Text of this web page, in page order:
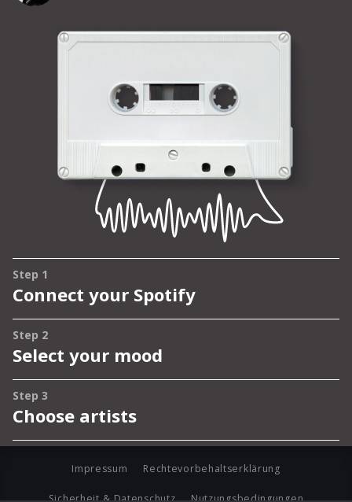
Impressum Rechtevorbehaltserklärung
Sicherheit & Datenschutz Nutzungsbedingungen